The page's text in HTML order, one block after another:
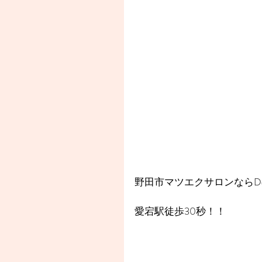
野田市マツエクサロンなら
愛宕駅徒歩30秒！！